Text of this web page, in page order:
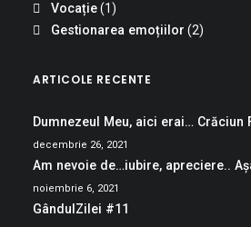
Vocație(1)
Gestionarea emoțiilor (2)
ARTICOLE RECENTE
Dumnezeul Meu, aici erai… Crăciun
decembrie 26, 2021
Am nevoie de…iubire, apreciere..
noiembrie 6, 2021
GândulZilei #11